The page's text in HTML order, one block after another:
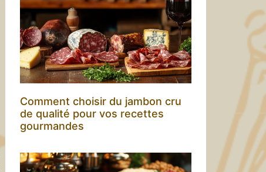
Comment choisir du jambon cru
de qualité pour vos recettes
gourmandes